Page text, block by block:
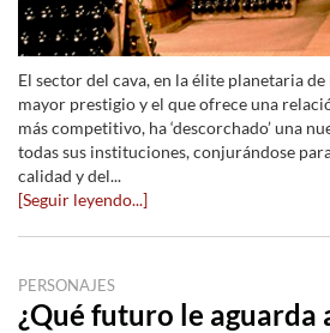
El sector del cava, en la élite planetaria
mayor prestigio y el que ofrece una
más competitivo, ha ‘descorchado’ una
todas sus instituciones, conjurándose
calidad y del...
[Seguir leyendo...]
PERSONAJES
¿Qué futuro le aguarda